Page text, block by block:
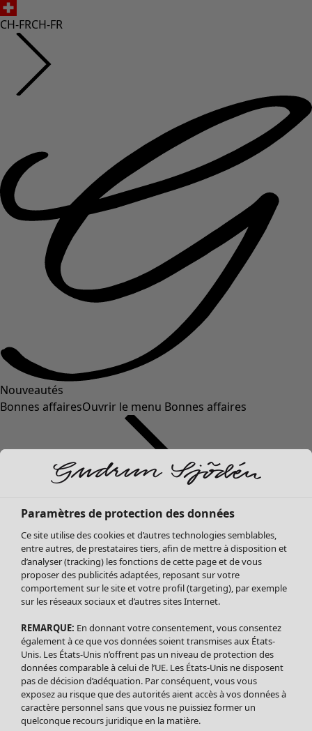
CH-FRCH-FR
Nouveautés
Bonnes affairesOuvrir le menu Bonnes affaires
Soldes Vêtements
Tous les vêtements
Robes
Tuniques
Blouses
Tops
Gilets
Pantalon
Jupes
Paramètres de protection des données
Ce site utilise des cookies et d’autres technologies semblables,
entre autres, de prestataires tiers, afin de mettre à disposition et
d’analyser (tracking) les fonctions de cette page et de vous
proposer des publicités adaptées, reposant sur votre
comportement sur le site et votre profil (targeting), par exemple
sur les réseaux sociaux et d’autres sites Internet.
REMARQUE: En donnant votre consentement, vous consentez
également à ce que vos données soient transmises aux États-
Unis. Les États-Unis n’offrent pas un niveau de protection des
données comparable à celui de l’UE. Les États-Unis ne disposent
pas de décision d’adéquation. Par conséquent, vous vous
exposez au risque que des autorités aient accès à vos données à
caractère personnel sans que vous ne puissiez former un
quelconque recours juridique en la matière.